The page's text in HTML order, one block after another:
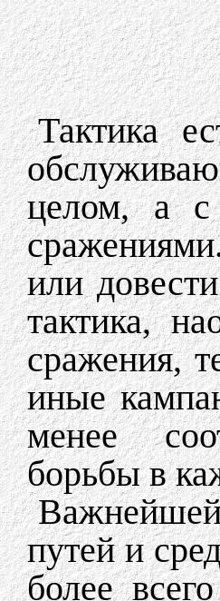
Тактика
целом, а с
или
тактика,
сражения,
иные
менее
борьбы в
Важнейшей
путей и
более